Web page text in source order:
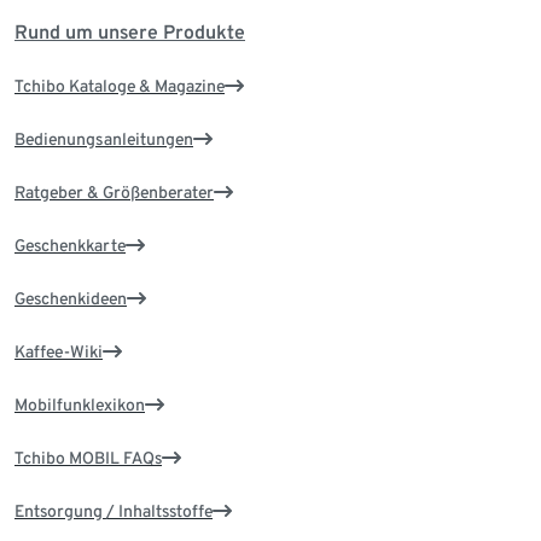
Rund um unsere Produkte
Tchibo Kataloge & Magazine
Bedienungsanleitungen
Ratgeber & Größenberater
Geschenkkarte
Geschenkideen
Kaffee-Wiki
Mobilfunklexikon
Tchibo MOBIL FAQs
Entsorgung / Inhaltsstoffe